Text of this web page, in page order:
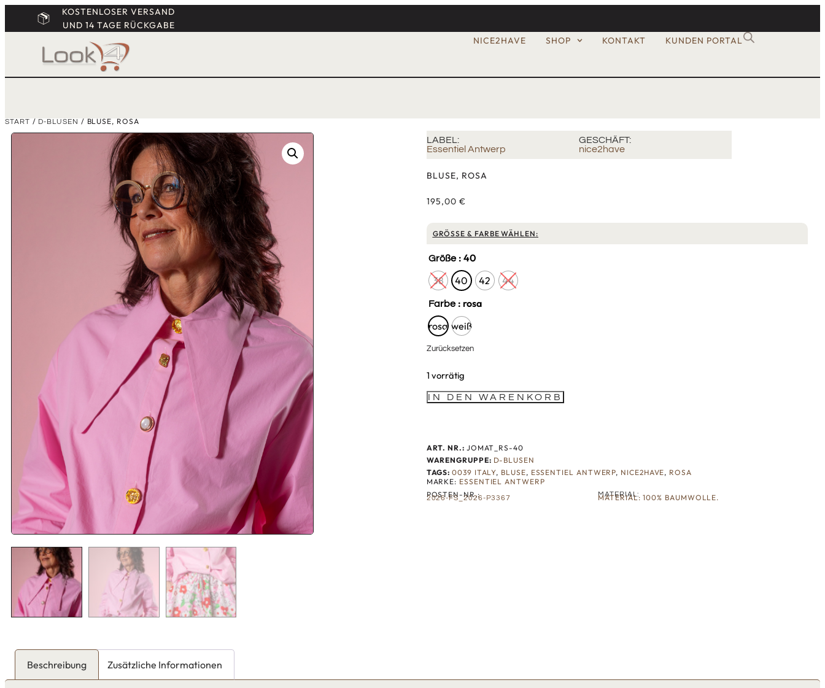
KOSTENLOSER VERSAND
UND 14 TAGE RÜCKGABE
NICE2HAVE
SHOP KONTAKT KUNDEN PORTAL
START / D-BLUSEN / BLUSE, ROSA
LABEL:
GESCHÄFT:
Essentiel Antwerp
nice2have
BLUSE, ROSA
195,00 €
GRÖSSE & FARBE WÄHLEN:
Größe : 40
38
40 42 44
Farbe : rosa
rosa weiß
Zurücksetzen
1 vorrätig
IN DEN WARENKORB
ART. NR.: JOMAT_RS-40
WARENGRUPPE: D-BLUSEN
TAGS:0039 ITALY, BLUSE, ESSENTIEL ANTWERP, NICE2HAVE, ROSA
MARKE: ESSENTIEL ANTWERP
POSTEN-NR.:
MATERIAL:
2026-FS_2026-P3367 MATERIAL: 100% BAUMWOLLE.
Beschreibung Zusätzliche Informationen